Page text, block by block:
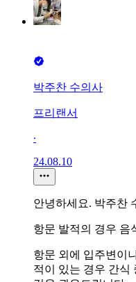
박주찬 수의사
프리랜서
∙
24.08.10
안녕하세요. 박주찬
항문 발적의 경우 음
항문 외에 입주변이
적이 있는 경우 간식